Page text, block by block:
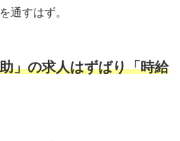
通すはず。
」の求人はずばり「時給